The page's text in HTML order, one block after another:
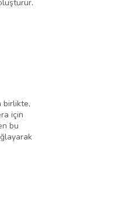
birlikte,
için
bu